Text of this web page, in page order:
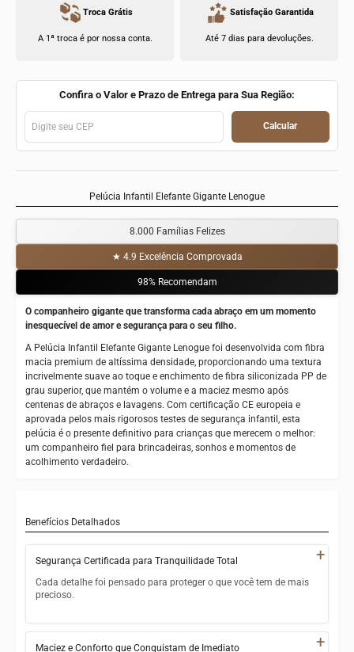
Troca Grátis
A 1ª troca é por nossa conta.
Satisfação Garantida
Até 7 dias para devoluções.
Confira o Valor e Prazo de Entrega para Sua Região:
Calcular
Pelúcia Infantil Elefante Gigante Lenogue
8.000 Famílias Felizes
★ 4.9 Excelência Comprovada
98% Recomendam
O companheiro gigante que transforma cada abraço em um momento
inesquecível de amor e segurança para o seu filho.
A Pelúcia Infantil Elefante Gigante Lenogue foi desenvolvida com fibra
macia premium de altíssima densidade, proporcionando uma textura
incrivelmente suave ao toque e enchimento de fibra siliconizada PP de
grau superior, que mantém o volume e a maciez mesmo após
centenas de abraços e lavagens. Com certificação CE europeia e
aprovada pelos mais rigorosos testes de segurança infantil, esta
pelúcia é o presente definitivo para crianças que merecem o melhor:
um companheiro fiel para brincadeiras, sonhos e momentos de
acolhimento verdadeiro.
Benefícios Detalhados
Segurança Certificada para Tranquilidade Total +
Cada detalhe foi pensado para proteger o que você tem de mais
precioso.
Maciez e Conforto que Conquistam de Imediato +